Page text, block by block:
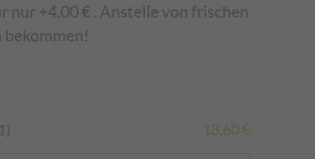
+4,00 € . Anstelle von frischen
13,60 €